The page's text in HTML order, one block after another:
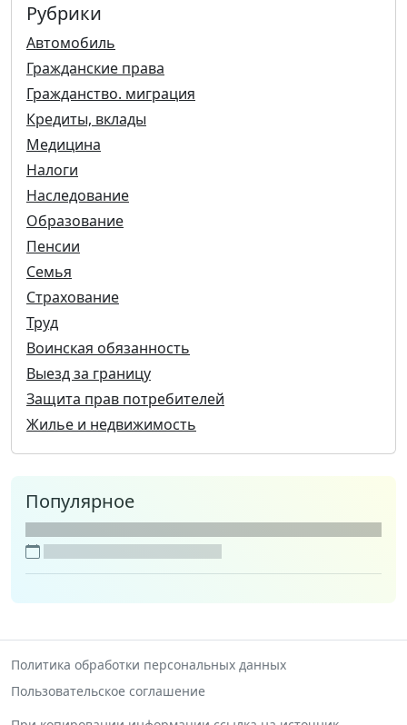
Рубрики
Автомобиль
Гражданские права
Гражданство. миграция
Кредиты, вклады
Медицина
Налоги
Наследование
Образование
Пенсии
Семья
Страхование
Труд
Воинская обязанность
Выезд за границу
Защита прав потребителей
Жилье и недвижимость
Популярное
Политика обработки персональных данных
Пользовательское соглашение